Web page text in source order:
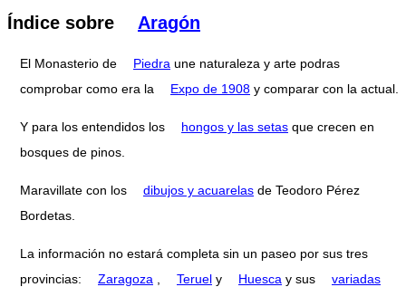
Índice sobre Aragón
El Monasterio de Piedra une naturaleza y arte podras
comprobar como era la
Expo de 1908 y comparar con la actual.
Y para los entendidos los hongos y las setas que crecen en
bosques de pinos.
Maravillate con los dibujos y acuarelas de Teodoro Pérez
Bordetas.
La información no estará completa sin un paseo por sus tres
provincias:
Zaragoza Teruel y Huesca y sus
variadas